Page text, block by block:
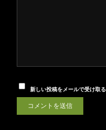
新しい投稿をメールで受け取る